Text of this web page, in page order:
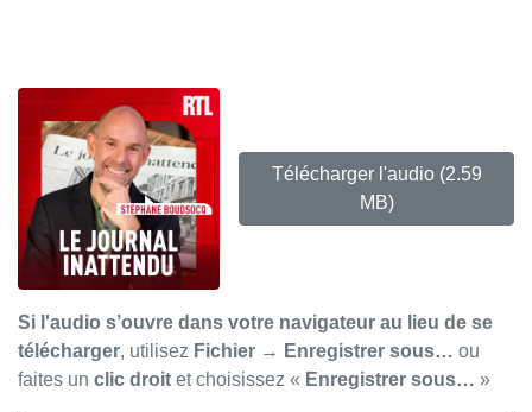
Télécharger l'audio (2.59
MB)
Si l'audio s’ouvre dans votre navigateur au lieu de se
télécharger, utilisez Fichier → Enregistrer sous… ou
faites un clic droit et choisissez « Enregistrer sous… »